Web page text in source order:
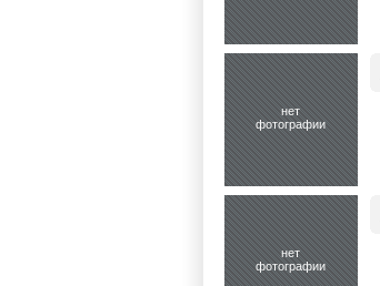
нет
фотографии
нет
фотографии